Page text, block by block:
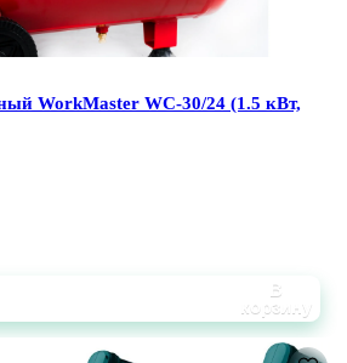
WorkMaster WC-30/24 (1.5 кВт,
В
корзину